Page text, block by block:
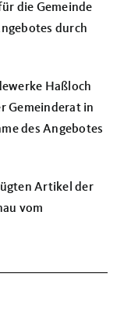
die Gemeinde
durch
Haßloch
Gemeinderat in
des Angebotes
Artikel der
vom